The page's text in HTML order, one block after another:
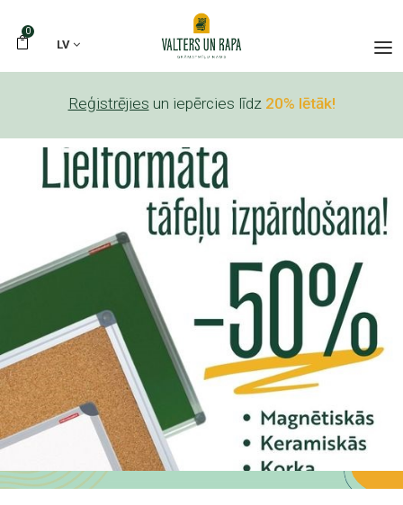
0
LV
Reģistrējies un iepērcies līdz 20% lētāk!